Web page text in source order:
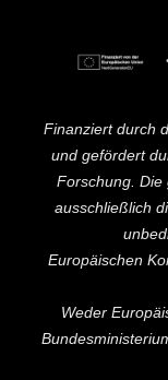
Finanziert durch
und gefördert
Forschung. Die
ausschließlich
Europäischen
Weder